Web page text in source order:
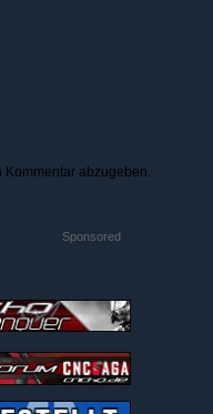
abzugeben.
Sponsored